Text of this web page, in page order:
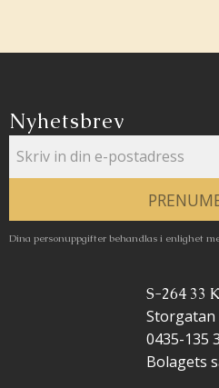
Nyhetsbrev
Dina personuppgifter behandlas i enlighet
S-264 33
Storgatan
0435-135
Bolagets